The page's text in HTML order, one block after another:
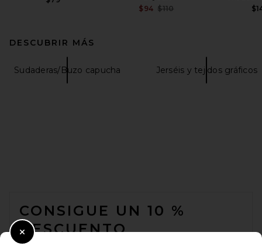
$94 Previous price:
$110
DESCUBRIR MÁS
Sudaderas/Buzo capucha Jerséis y tejidos gráficos
CONSIGUE UN 10 %
DESCUENTO
Close Modal